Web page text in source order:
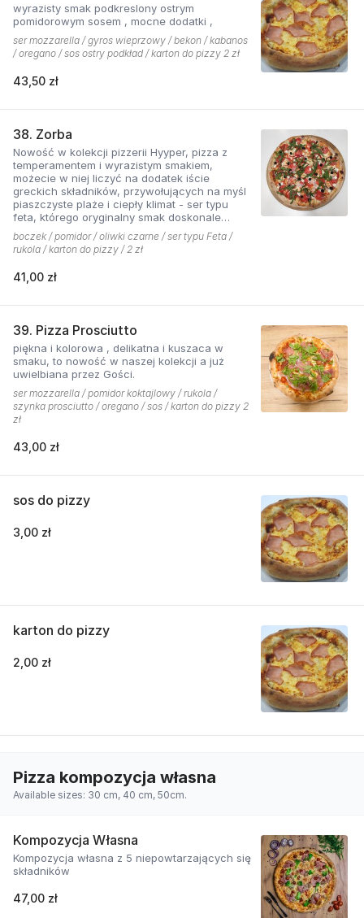
wyrazisty smak podkreslony ostrym
pomidorowym sosem , mocne dodatki ,
ser mozzarella / gyros wieprzowy / bekon / kabanos
/ oregano / sos ostry podkład / karton do pizzy 2 zł
43,50 zł
38. Zorba
Nowość w kolekcji pizzerii Hyyper, pizza z
temperamentem i wyrazistym smakiem,
możecie w niej liczyć na dodatek iście
greckich składników, przywołujących na myśl
piaszczyste plaże i ciepły klimat - ser typu
feta, którego oryginalny smak doskonale
współgra z przypieczoną czerwoną cebulką,
a także oliwki czarne, które nadają pizzy
wyjątkowo greckiego charakteru, wszystko to
grillowanego boczku. Jest to pizza dla
boją się poznawać nowych połączeń.
boczek / pomidor / oliwki czarne / ser typu Feta /
rukola / karton do pizzy / 2 zł
41,00 zł
39. Pizza Prosciutto
piękna i kolorowa , delikatna i kuszaca w
smaku, to nowość w naszej kolekcji a już
uwielbiana przez Gości.
ser mozzarella / pomidor koktajlowy / rukola /
szynka prosciutto / oregano / sos / karton do pizzy 2
zł
43,00 zł
sos do pizzy
3,00 zł
karton do pizzy
2,00 zł
Pizza kompozycja własna
Available sizes: 30 cm, 40 cm, 50cm.
Kompozycja Własna
Kompozycja własna z 5 niepowtarzających się
składników
47,00 zł